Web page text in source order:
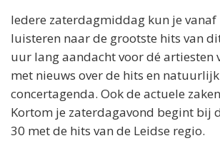
Iedere zaterdagmiddag kun je
luisteren naar de grootste hits van
uur lang aandacht voor dé artiesten
met nieuws over de hits en natuurlijk
concertagenda. Ook de actuele
Kortom je zaterdagavond begint bij
30 met de hits van de Leidse regio.